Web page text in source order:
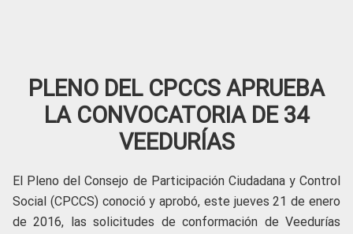
PLENO DEL CPCCS APRUEBA
LA CONVOCATORIA DE 34
VEEDURÍAS
El Pleno del Consejo de Participación Ciudadana y Control
Social (CPCCS) conoció y aprobó, este jueves 21 de enero
de 2016, las solicitudes de conformación de Veedurías